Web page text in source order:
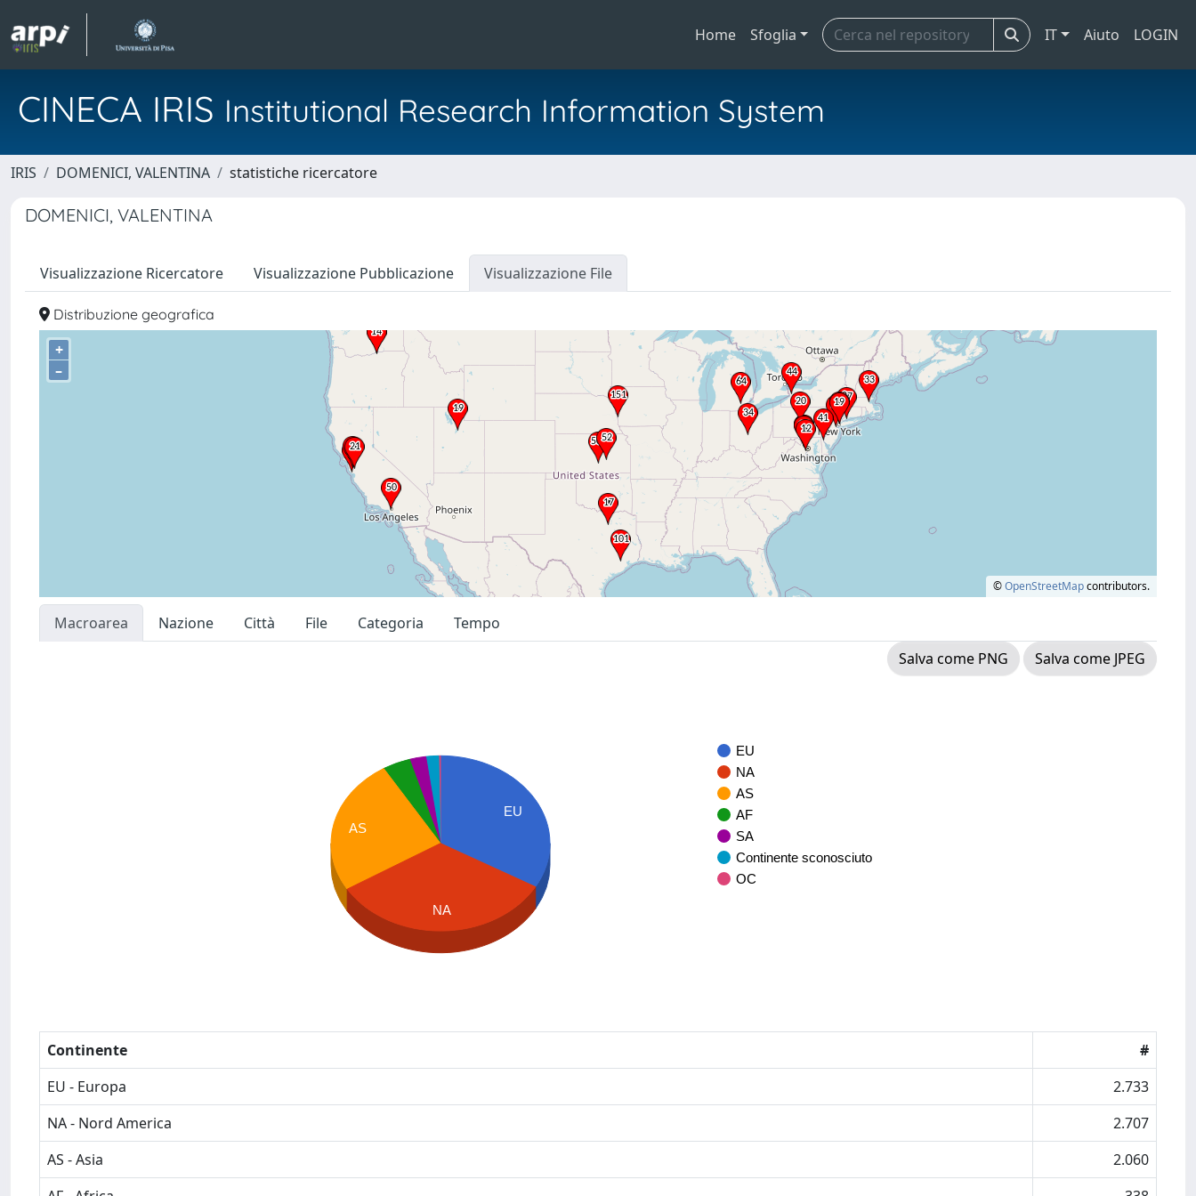
Home Sfoglia IT Aiuto LOGIN
CINECA IRIS Institutional Research Information System
IRIS DOMENICI, VALENTINA statistiche ricercatore
DOMENICI, VALENTINA
Visualizzazione Ricercatore Visualizzazione Pubblicazione Visualizzazione File
Distribuzione geografica
+
–
©OpenStreetMapcontributors.
Macroarea Nazione Città File Categoria
Tempo
Salva come PNG
Salva come JPEG
EU
NA
AS
AF
SA
Continente sconosciuto
OC
EU
AS
NA
Continente
#
EU - Europa
2.733
NA - Nord America
2.707
AS - Asia
2.060